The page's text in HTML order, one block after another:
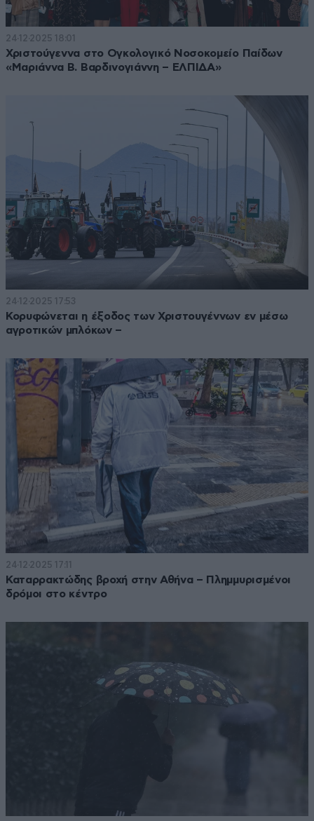
24·12·2025 18:01
Χριστούγεννα στο Ογκολογικό Νοσοκομείο Παίδων
«Μαριάννα Β. Βαρδινογιάννη – ΕΛΠΙΔΑ»
24·12·2025 17:53
Κορυφώνεται η έξοδος των Χριστουγέννων εν μέσω
αγροτικών μπλόκων –
24·12·2025 17:11
Καταρρακτώδης βροχή στην Αθήνα – Πλημμυρισμένοι
δρόμοι στο κέντρο